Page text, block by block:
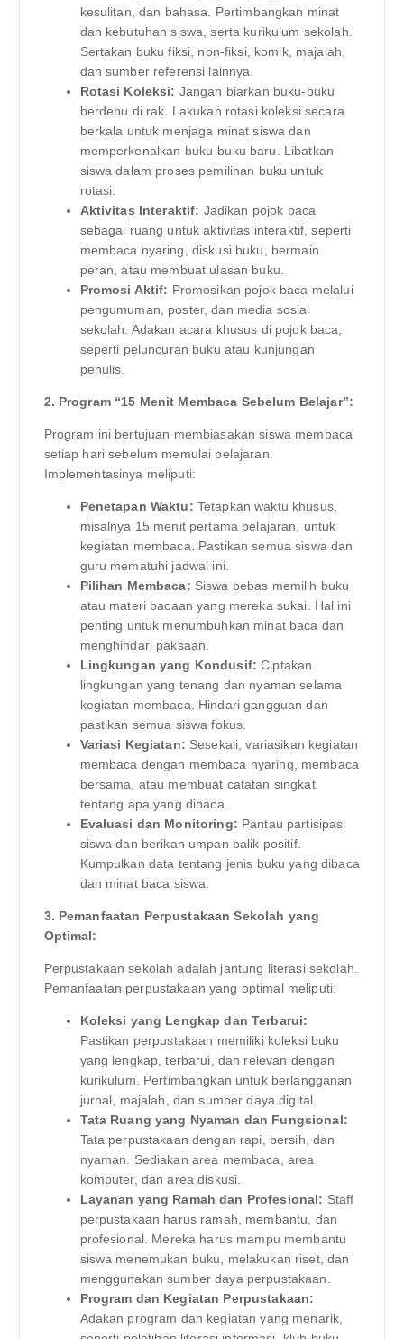
kesulitan, dan bahasa. Pertimbangkan minat
dan kebutuhan siswa, serta kurikulum sekolah.
Sertakan buku fiksi, non-fiksi, komik, majalah,
dan sumber referensi lainnya.
Rotasi Koleksi: Jangan biarkan buku-buku
berdebu di rak. Lakukan rotasi koleksi secara
berkala untuk menjaga minat siswa dan
memperkenalkan buku-buku baru. Libatkan
siswa dalam proses pemilihan buku untuk
rotasi.
Aktivitas Interaktif: Jadikan pojok baca
sebagai ruang untuk aktivitas interaktif, seperti
membaca nyaring, diskusi buku, bermain
peran, atau membuat ulasan buku.
Promosi Aktif: Promosikan pojok baca melalui
pengumuman, poster, dan media sosial
sekolah. Adakan acara khusus di pojok baca,
seperti peluncuran buku atau kunjungan
penulis.
2. Program “15 Menit Membaca Sebelum Belajar”:
Program ini bertujuan membiasakan siswa membaca
setiap hari sebelum memulai pelajaran.
Implementasinya meliputi:
Penetapan Waktu: Tetapkan waktu khusus,
misalnya 15 menit pertama pelajaran, untuk
kegiatan membaca. Pastikan semua siswa dan
guru mematuhi jadwal ini.
Pilihan Membaca: Siswa bebas memilih buku
atau materi bacaan yang mereka sukai. Hal ini
penting untuk menumbuhkan minat baca dan
menghindari paksaan.
Lingkungan yang Kondusif: Ciptakan
lingkungan yang tenang dan nyaman selama
kegiatan membaca. Hindari gangguan dan
pastikan semua siswa fokus.
Variasi Kegiatan: Sesekali, variasikan kegiatan
membaca dengan membaca nyaring, membaca
bersama, atau membuat catatan singkat
tentang apa yang dibaca.
Evaluasi dan Monitoring: Pantau partisipasi
siswa dan berikan umpan balik positif.
Kumpulkan data tentang jenis buku yang dibaca
dan minat baca siswa.
3. Pemanfaatan Perpustakaan Sekolah yang
Optimal:
Perpustakaan sekolah adalah jantung literasi sekolah.
Pemanfaatan perpustakaan yang optimal meliputi:
Koleksi yang Lengkap dan Terbarui:
Pastikan perpustakaan memiliki koleksi buku
yang lengkap, terbarui, dan relevan dengan
kurikulum. Pertimbangkan untuk berlangganan
jurnal, majalah, dan sumber daya digital.
Tata Ruang yang Nyaman dan Fungsional:
Tata perpustakaan dengan rapi, bersih, dan
nyaman. Sediakan area membaca, area
komputer, dan area diskusi.
Layanan yang Ramah dan Profesional: Staff
perpustakaan harus ramah, membantu, dan
profesional. Mereka harus mampu membantu
siswa menemukan buku, melakukan riset, dan
menggunakan sumber daya perpustakaan.
Program dan Kegiatan Perpustakaan:
Adakan program dan kegiatan yang menarik,